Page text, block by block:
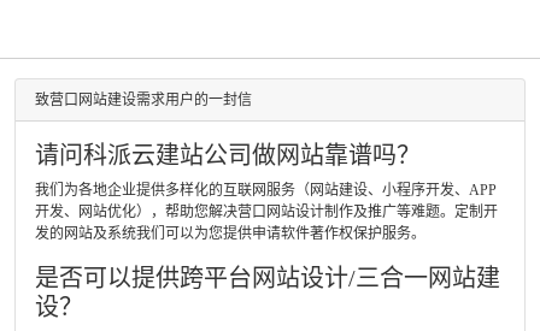
致营口网站建设需求用户的一封信
请问科派云建站公司做网站靠谱吗？
我们为各地企业提供多样化的互联网服务（网站建设、小程序开发、APP
开发、网站优化），帮助您解决营口网站设计制作及推广等难题。定制开
发的网站及系统我们可以为您提供申请软件著作权保护服务。
是否可以提供跨平台网站设计/三合一网站建
设？